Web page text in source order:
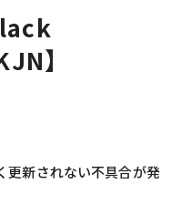
】
更新されない不具合が発